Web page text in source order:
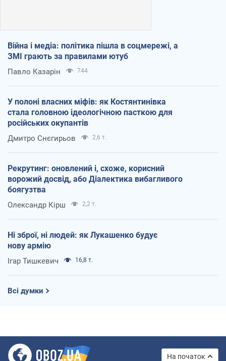
Війна і медіа: політика пішла в соцмережі, а
ЗМІ грають за правилами ютуб
Павло Казарін 744
У полоні власних міфів: як Костянтинівка
стала головною ідеологічною пасткою для
російських окупантів
Дмитро Снєгирьов 2,6 т.
Рекрутинг: оновлений і, схоже, корисний
ворожий досвід, або Діалектика вибагливого
боягузтва
Олександр Кірш 2,2 т.
Ні зброї, ні людей: як Лукашенко будує
нову армію
Ігар Тишкевич 16,8 т.
Всі думки
На початок